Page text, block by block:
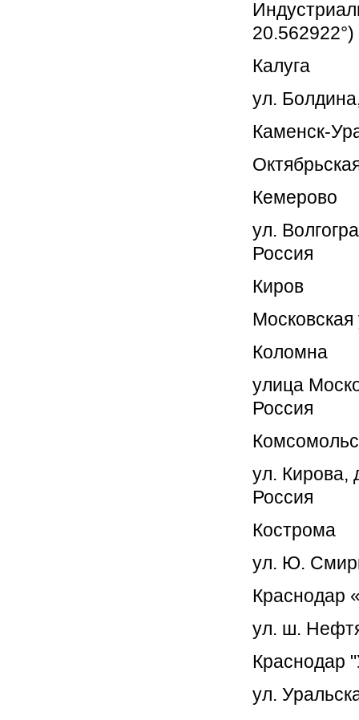
20.562922°)
Калуга
ул.
Каменск-
Кемерово
ул.
Россия
Киров
Коломна
улица
Россия
ул. Кирова,
Россия
Кострома
ул. Ю.
Краснодар
ул. ш.
Краснодар
ул.